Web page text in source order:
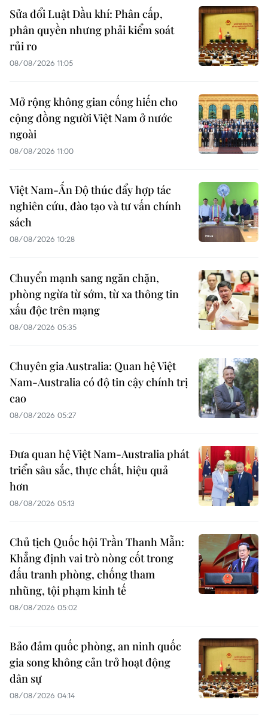
Sửa đổi Luật Dầu khí: Phân cấp,
phân quyền nhưng phải kiểm soát
rủi ro
08/08/2026 11:05
Mở rộng không gian cống hiến cho
cộng đồng người Việt Nam ở nước
ngoài
08/08/2026 11:00
Việt Nam-Ấn Độ thúc đẩy hợp tác
nghiên cứu, đào tạo và tư vấn chính
sách
08/08/2026 10:28
Chuyển mạnh sang ngăn chặn,
phòng ngừa từ sớm, từ xa thông tin
xấu độc trên mạng
08/08/2026 05:35
Chuyên gia Australia: Quan hệ Việt
Nam-Australia có độ tin cậy chính trị
cao
08/08/2026 05:27
Đưa quan hệ Việt Nam-Australia phát
triển sâu sắc, thực chất, hiệu quả
hơn
08/08/2026 05:13
Chủ tịch Quốc hội Trần Thanh Mẫn:
Khẳng định vai trò nòng cốt trong
đấu tranh phòng, chống tham
nhũng, tội phạm kinh tế
08/08/2026 05:02
Bảo đảm quốc phòng, an ninh quốc
gia song không cản trở hoạt động
dân sự
08/08/2026 04:14